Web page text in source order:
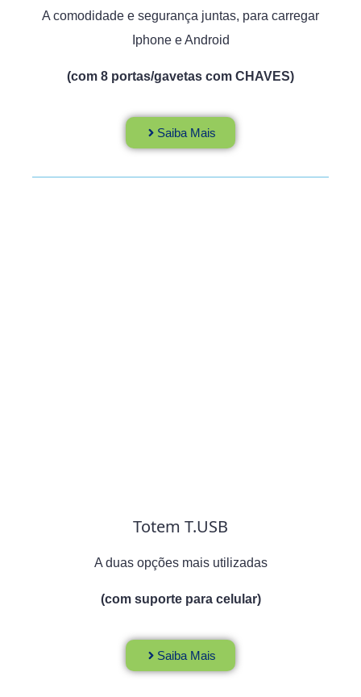
A comodidade e segurança juntas, para carregar
Iphone e Android
(com 8 portas/gavetas com CHAVES)
Saiba Mais
Totem T.USB
A duas opções mais utilizadas
(com suporte para celular)
Saiba Mais